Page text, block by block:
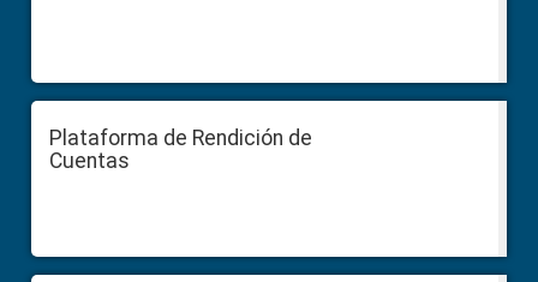
Plataforma de Rendición de
Cuentas